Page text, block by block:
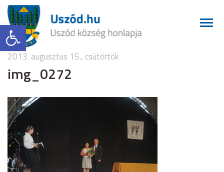
Eszköztár megnyitása
2013. augusztus 15., csütörtök
img_0272